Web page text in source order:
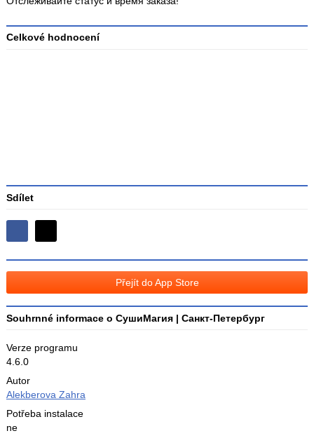
Celkové hodnocení
Sdílet
Sdílejte
na
Facebooku
na
Přejít do App Store
Souhrnné informace o СушиМагия | Санкт-Петербург
Verze programu
4.6.0
Autor
Alekberova Zahra
Potřeba instalace
ne